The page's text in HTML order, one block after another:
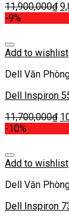
11,900,000₫
-9%
Add to wishlist
Dell Văn
Dell Inspiron
11,700,000₫
-10%
Add to wishlist
Dell Văn
Dell Inspiron